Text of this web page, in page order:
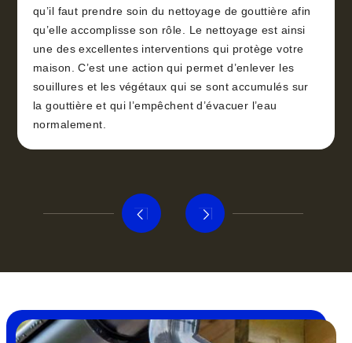
qu’il faut prendre soin du nettoyage de gouttière afin
qu’elle accomplisse son rôle. Le nettoyage est ainsi
une des excellentes interventions qui protège votre
maison. C’est une action qui permet d’enlever les
souillures et les végétaux qui se sont accumulés sur
la gouttière et qui l’empêchent d’évacuer l’eau
normalement.